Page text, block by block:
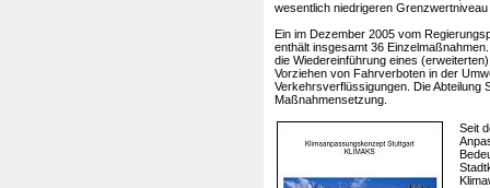
wesentlich niedrigeren
Ein im Dezember 2005 vom
enthält insgesamt 36
die Wiedereinführung eines
Vorziehen von Fahrverboten in der
Verkehrsverflüssigungen. Die Abteilung
Maßnahmensetzung.
Seit